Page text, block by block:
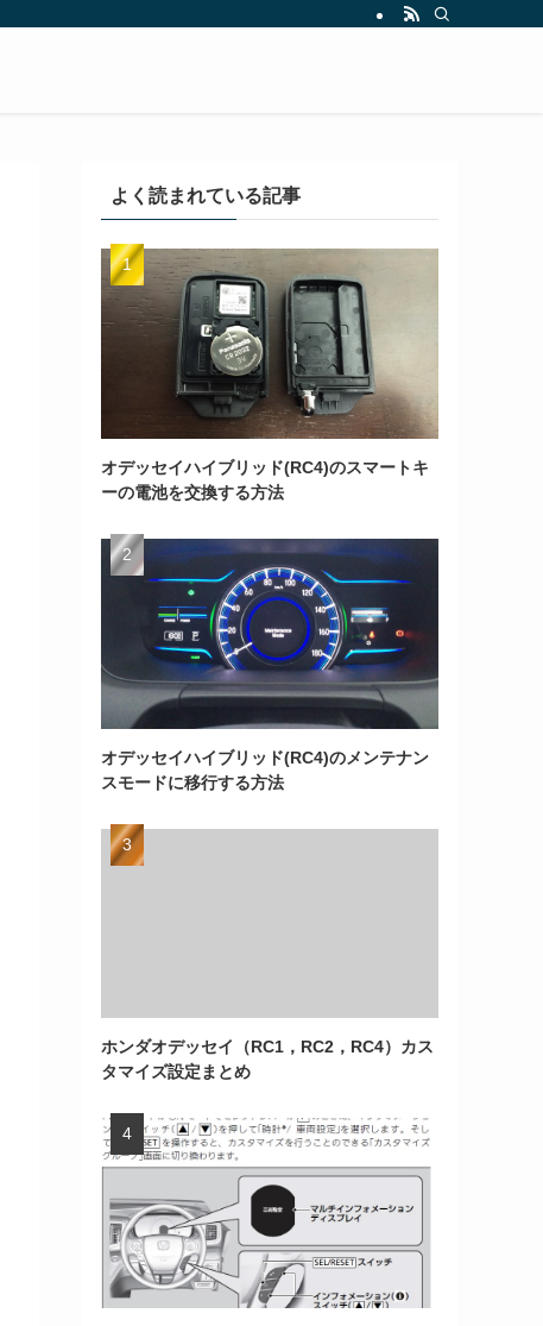
よく読まれている記事
オデッセイハイブリッド(RC4)のスマートキ
ーの電池を交換する方法
オデッセイハイブリッド(RC4)のメンテナン
スモードに移行する方法
ホンダオデッセイ（RC1，RC2，RC4）カス
タマイズ設定まとめ